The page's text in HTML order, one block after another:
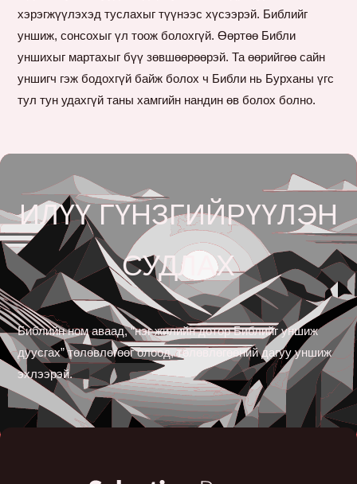
хэрэгжүүлэхэд туслахыг түүнээс хүсээрэй. Библийг
уншиж, сонсохыг үл тоож болохгүй. Өөртөө Библи
уншихыг мартахыг бүү зөвшөөрөөрэй. Та өөрийгөө сайн
уншигч гэж бодохгүй байж болох ч Библи нь Бурханы үгс
тул тун удахгүй таны хамгийн нандин өв болох болно.
ИЛҮҮ ГҮНЗГИЙРҮҮЛЭН
СУДЛАХ
Библийн ном аваад, “нэг жилийн дотор Библийг уншиж
дуусгах” төлөвлөгөөг олоод, төлөвлөгөөний дагуу уншиж
эхлээрэй.